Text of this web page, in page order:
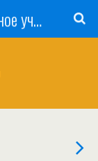
Общеобразовательное частное учреждение «Ишимская православная гимназия имени святого мученика Василия Мангазейского»